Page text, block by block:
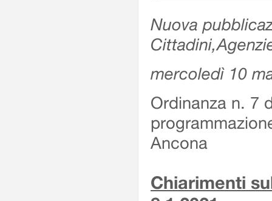
Nuova
mercoledì 10
Ordinanza n. 7
Ancona
Chiarimenti